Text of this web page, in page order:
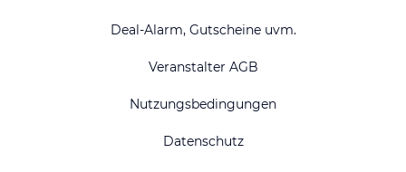
Deal-Alarm, Gutscheine uvm.
Veranstalter AGB
Nutzungsbedingungen
Datenschutz